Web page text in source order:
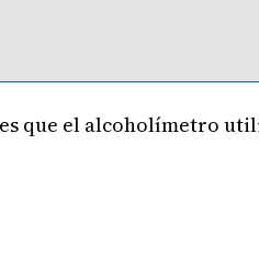
que el alcoholímetro